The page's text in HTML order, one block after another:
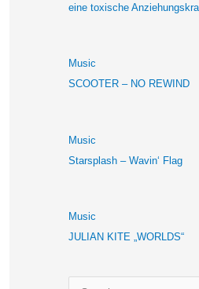
eine toxische
Music
SCOOTER – NO REWIND
Music
Starsplash – Wavin‘ Flag
Music
JULIAN KITE „WORLDS“